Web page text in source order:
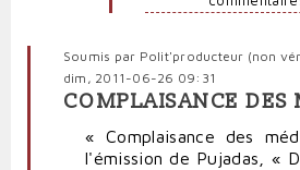
Soumis par Polit'producteur (non
dim, 2011-06-26 09:31
COMPLAISANCE DES
« Complaisance des
l'émission de Pujadas, «